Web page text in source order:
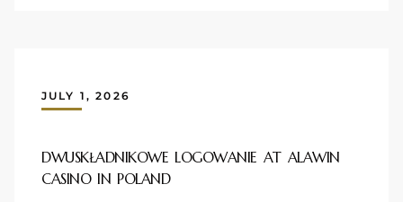
JULY 1, 2026
DWUSKŁADNIKOWE LOGOWANIE AT ALAWIN
CASINO IN POLAND